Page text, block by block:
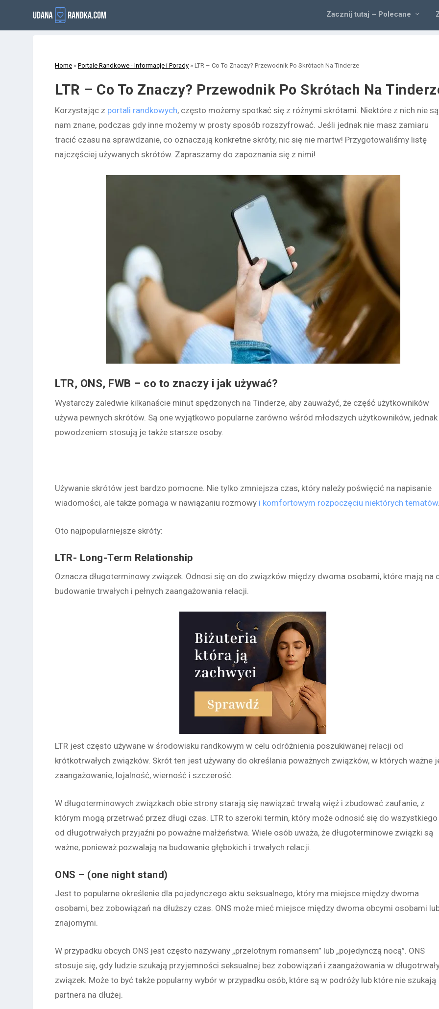
Zacznij tutaj – Polecane
Home »Portale Randkowe - Informacje i Porady »LTR – Co To Znaczy? Przewodnik Po Skrótach Na Tinderze
LTR – Co To Znaczy? Przewodnik Po Skrótach Na
Korzystając z portali randkowych, często możemy spotkać się z różnymi skrótami. Niektóre z nich nie są
nam znane, podczas gdy inne możemy w prosty sposób rozszyfrować. Jeśli jednak nie masz zamiaru
tracić czasu na sprawdzanie, co oznaczają konkretne skróty, nic się nie martw! Przygotowaliśmy listę
najczęściej używanych skrótów. Zapraszamy do zapoznania się z nimi!
LTR, ONS, FWB – co to znaczy i jak używać?
Wystarczy zaledwie kilkanaście minut spędzonych na Tinderze, aby zauważyć, że część użytkowników
używa pewnych skrótów. Są one wyjątkowo popularne zarówno wśród młodszych użytkowników,
powodzeniem stosują je także starsze osoby.
Używanie skrótów jest bardzo pomocne. Nie tylko zmniejsza czas, który należy poświęcić na napisanie
wiadomości, ale także pomaga w nawiązaniu rozmowy i komfortowym rozpoczęciu niektórych tematów
Oto najpopularniejsze skróty:
LTR- Long-Term Relationship
Oznacza długoterminowy związek. Odnosi się on do związków między dwoma osobami, które mają na
budowanie trwałych i pełnych zaangażowania relacji.
LTR jest często używane w środowisku randkowym w celu odróżnienia poszukiwanej relacji od
krótkotrwałych związków. Skrót ten jest używany do określania poważnych związków, w których ważne
zaangażowanie, lojalność, wierność i szczerość.
W długoterminowych związkach obie strony starają się nawiązać trwałą więź i zbudować zaufanie, z
którym mogą przetrwać przez długi czas. LTR to szeroki termin, który może odnosić się do
od długotrwałych przyjaźni po poważne małżeństwa. Wiele osób uważa, że długoterminowe związki są
ważne, ponieważ pozwalają na budowanie głębokich i trwałych relacji.
ONS – (one night stand)
Jest to popularne określenie dla pojedynczego aktu seksualnego, który ma miejsce między dwoma
osobami, bez zobowiązań na dłuższy czas. ONS może mieć miejsce między dwoma obcymi osobami
znajomymi.
W przypadku obcych ONS jest często nazywany „przelotnym romansem” lub „pojedynczą nocą”. ONS
stosuje się, gdy ludzie szukają przyjemności seksualnej bez zobowiązań i zaangażowania w
związek. Może to być także popularny wybór w przypadku osób, które są w podróży lub które nie szukają
partnera na dłużej.